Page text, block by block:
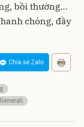
bồi thường...
chóng, đầy
Chia sẻ Zalo
Generali